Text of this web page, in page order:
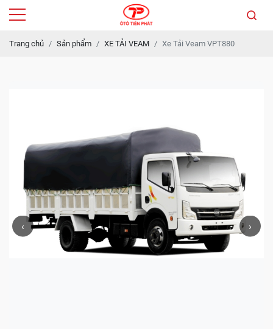
Trang chủ Sản phẩm XE TẢI VEAM Xe Tải Veam VPT880
‹ ›